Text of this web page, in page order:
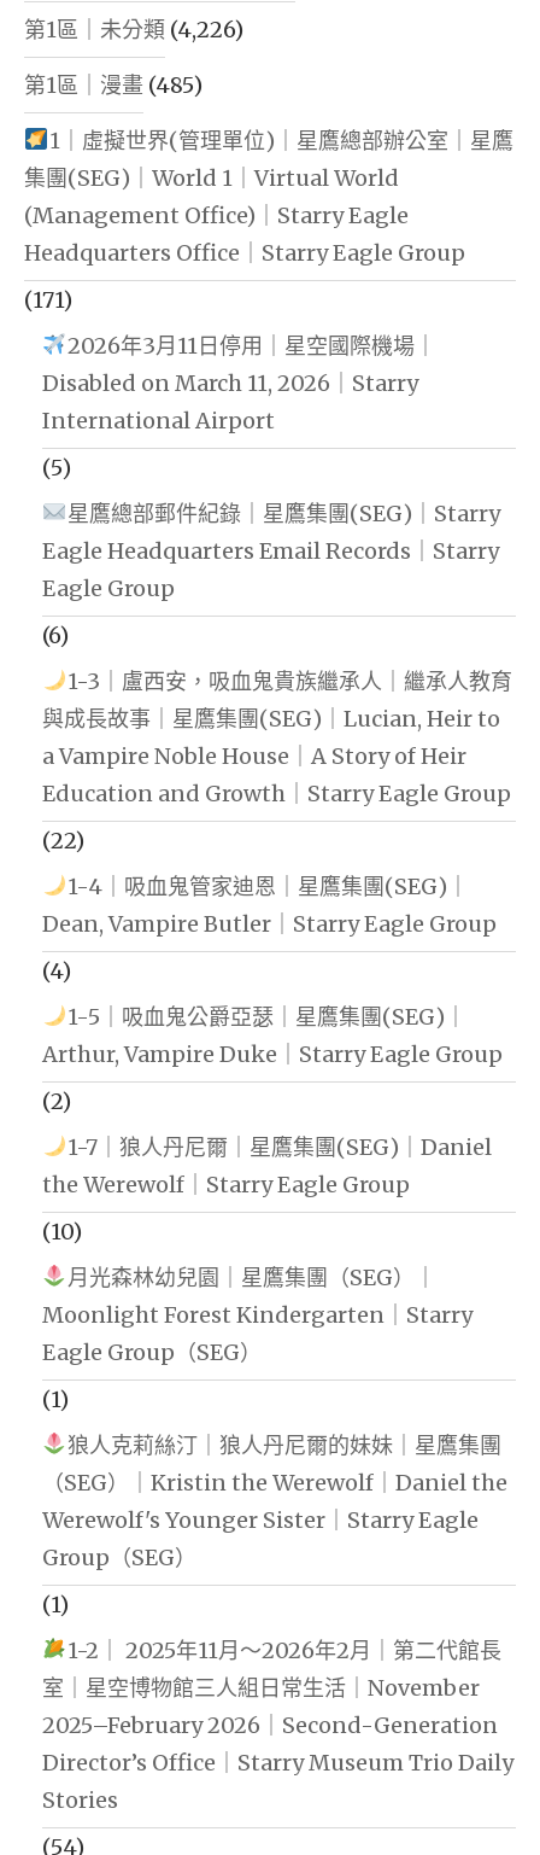
第1區｜未分類 (4,226)
第1區｜漫畫 (485)
1｜虛擬世界(管理單位)｜星鷹總部辦公室｜星鷹
集團(SEG)｜World 1｜Virtual World
(Management Office)｜Starry Eagle
Headquarters Office｜Starry Eagle Group
(171)
2026年3月11日停用｜星空國際機場｜
Disabled on March 11, 2026｜Starry
International Airport
(5)
星鷹總部郵件紀錄｜星鷹集團(SEG)｜Starry
Eagle Headquarters Email Records｜Starry
Eagle Group
(6)
1-3｜盧西安，吸血鬼貴族繼承人｜繼承人教育
與成長故事｜星鷹集團(SEG)｜Lucian, Heir to
a Vampire Noble House｜A Story of Heir
Education and Growth｜Starry Eagle Group
(22)
1-4｜吸血鬼管家迪恩｜星鷹集團(SEG)｜
Dean, Vampire Butler｜Starry Eagle Group
(4)
1-5｜吸血鬼公爵亞瑟｜星鷹集團(SEG)｜
Arthur, Vampire Duke｜Starry Eagle Group
(2)
1-7｜狼人丹尼爾｜星鷹集團(SEG)｜Daniel
the Werewolf｜Starry Eagle Group
(10)
月光森林幼兒園｜星鷹集團（SEG）｜
Moonlight Forest Kindergarten｜Starry
Eagle Group（SEG）
(1)
狼人克莉絲汀｜狼人丹尼爾的妹妹｜星鷹集團
（SEG）｜Kristin the Werewolf｜Daniel the
Werewolf's Younger Sister｜Starry Eagle
Group（SEG）
(1)
1-2｜ 2025年11月～2026年2月｜第二代館長
室｜星空博物館三人組日常生活｜November
2025–February 2026｜Second-Generation
Director’s Office｜Starry Museum Trio Daily
Stories
(54)